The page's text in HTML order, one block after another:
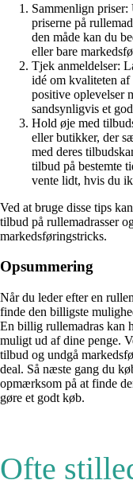
Sammenlign
priserne på
den måde kan du
eller bare
Tjek anmeldelser:
idé om kvaliteten
positive oplevelser
sandsynligvis et
Hold øje med
eller butikker, der
med deres
tilbud på bestemte
vente lidt, hvis du
Ved at bruge disse tips
tilbud på rullemadrasser
markedsføringstricks.
Opsummering
Når du leder efter en
finde den billigste
En billig rullemadras kan
muligt ud af dine penge.
tilbud og undgå
deal. Så næste gang du
opmærksom på at finde
gøre et godt køb.
Ofte